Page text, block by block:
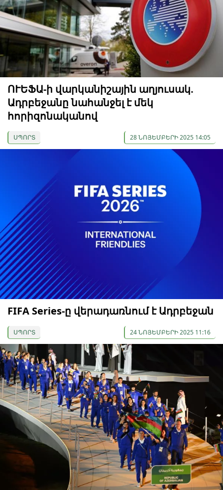
ՈՒԵՖԱ-ի վարկանիշային աղյուսակ.
Ադրբեջանը նահանջել է մեկ
հորիզոնականով
ՍՊՈՐՏ 28 ՆՈՅԵՄԲԵՐԻ 2025 14:05
FIFA Series-ը վերադառնում է Ադրբեջան
ՍՊՈՐՏ 24 ՆՈՅԵՄԲԵՐԻ 2025 11:16